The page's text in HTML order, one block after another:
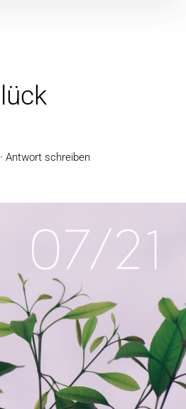
Antwort schreiben